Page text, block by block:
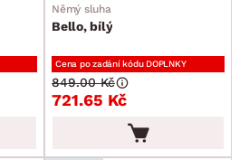
Němý sluha
Bello, bílý
Cena po zadání kódu DOPLNKY
721.65 Kč
849.00 Kč